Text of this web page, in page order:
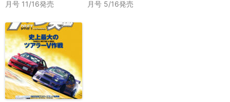
月号 11/16発売
月号 5/16発売